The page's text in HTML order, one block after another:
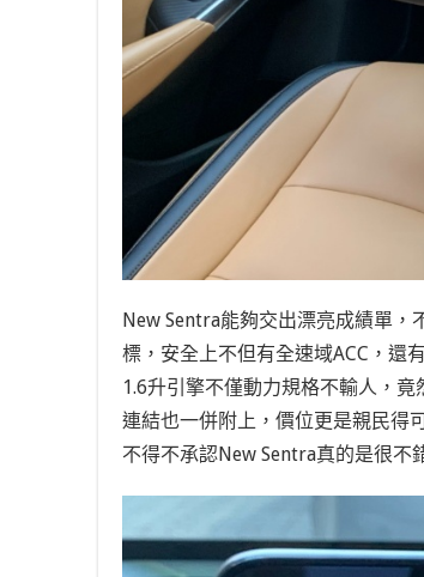
New Sentra能夠交出漂亮成績單，
標，安全上不但有全速域ACC，還
1.6升引擎不僅動力規格不輸人，
連結也一併附上，價位更是親民得
不得不承認New Sentra真的是很不